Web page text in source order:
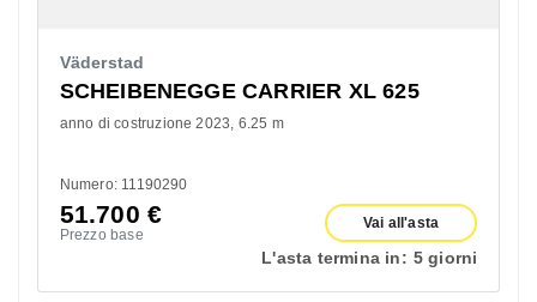
Väderstad
SCHEIBENEGGE CARRIER XL 625
anno di costruzione 2023 6.25 m
Numero: 11190290
51.700 €
Prezzo base
Vai all'asta
L'asta termina in: 5 giorni